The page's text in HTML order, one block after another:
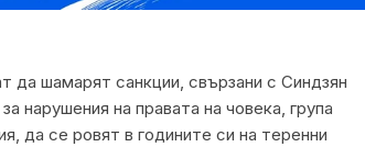
да шамарят санкции, свързани с Синдзян
нарушения на правата на човека, група
да се ровят в годините си на теренни